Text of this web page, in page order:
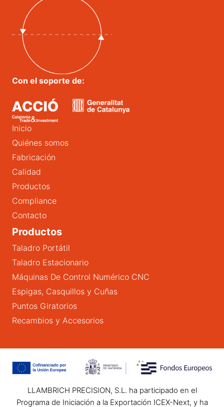
Con el soporte de:
Inicio
Quiénes somos
Fabricación
Calidad
Productos
Compliance
Contacto
Productos
Taladro Portátil
Taladro Estacionario
Máquinas De Control Numérico CNC
Espigas, Casquillos y Cuñas
Puntos Giratorios
Recambios y Accesorios
LLAMBRICH PRECISION, S.L. ha participado en el
Programa de Iniciación a la Exportación ICEX-Next, y ha